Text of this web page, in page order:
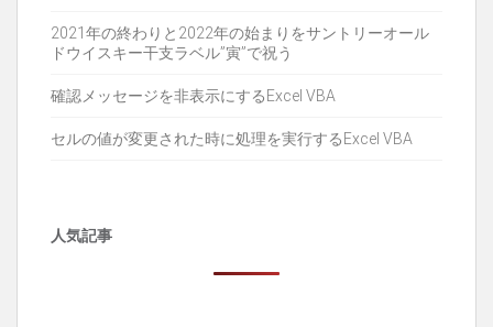
2021年の終わりと2022年の始まりをサントリーオール
ドウイスキー干支ラベル”寅”で祝う
確認メッセージを非表示にするExcel VBA
セルの値が変更された時に処理を実行するExcel VBA
人気記事